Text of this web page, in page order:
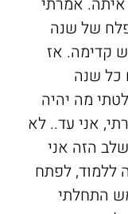
של שנה
קדימה. אז
כל שנה
מה יהיה
אני עד.. לא
הזה אני
ללמוד, לפתח
התחלתי